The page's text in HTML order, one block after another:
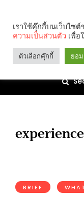
experience
BRIEF
เราใช้คุ๊กกี้บนเว็บไซ
ความเป็นส่วนตัว เพื่อ
ตัวเลือกคุ๊กกี้ ยอ